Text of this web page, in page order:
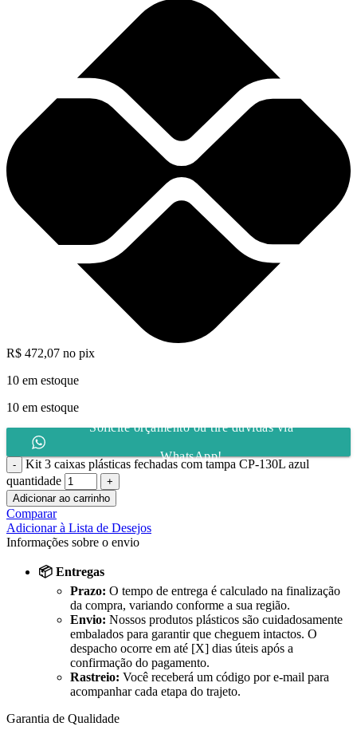
R$ 472,07 no pix
10 em estoque
10 em estoque
Solicite orçamento ou tire dúvidas via
WhatsApp!
Kit 3 caixas plásticas fechadas com tampa CP-130L azul
quantidade
Adicionar ao carrinho
Comparar
Adicionar à Lista de Desejos
Informações sobre o envio
📦 Entregas
Prazo: O tempo de entrega é calculado na finalização
da compra, variando conforme a sua região.
Envio: Nossos produtos plásticos são cuidadosamente
embalados para garantir que cheguem intactos. O
despacho ocorre em até [X] dias úteis após a
confirmação do pagamento.
Rastreio: Você receberá um código por e-mail para
acompanhar cada etapa do trajeto.
Garantia de Qualidade